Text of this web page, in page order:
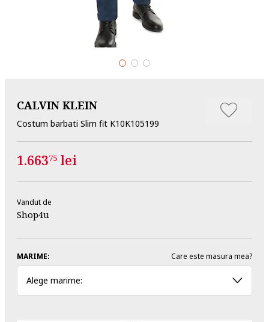
CALVIN KLEIN
Costum barbati Slim fit K10K105199
1.66375 lei
Vandut de
Shop4u
MARIME: Care este masura mea?
Alege marime: